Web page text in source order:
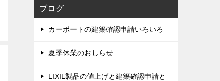
ブログ
カーポートの建築確認申請いろいろ
夏季休業のおしらせ
LIXIL製品の値上げと建築確認申請と